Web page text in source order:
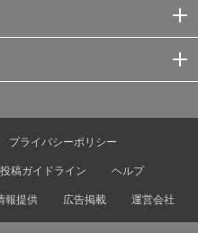
プライバシーポリシー
稿ガイドライン
ヘルプ
報提供 広告掲載 運営会社